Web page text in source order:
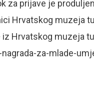
za prijave je
Hrvatskog muzeja
Hrvatskog muzeja
za-mlade-